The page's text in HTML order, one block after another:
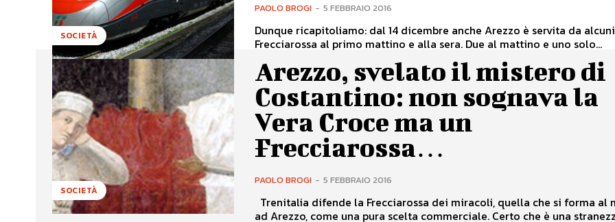
SOCIETÀ
PAOLO BROGI - 5 FEBBRAIO 2016
Dunque ricapitoliamo: dal 14 dicembre anche Arezzo è servita da alcuni
Frecciarossa al primo mattino e alla sera. Due al mattino e uno solo...
SOCIETÀ
Arezzo, svelato il mistero di
Costantino: non sognava la
Vera Croce ma un
Frecciarossa…
PAOLO BROGI - 5 FEBBRAIO 2016
ad Arezzo, come una pura scelta commerciale. Certo che è